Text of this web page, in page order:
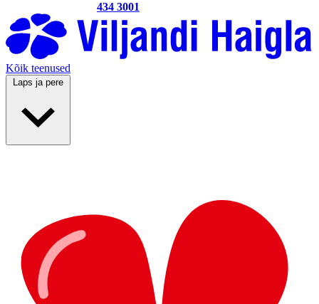
434 3001
Kõik teenused
Laps ja pere